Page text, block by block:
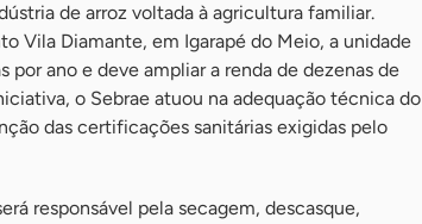
de arroz voltada à agricultura familiar.
Vila Diamante, em Igarapé do Meio, a unidade
ano e deve ampliar a renda de dezenas de
o Sebrae atuou na adequação técnica do
das certificações sanitárias exigidas pelo
responsável pela secagem, descasque,